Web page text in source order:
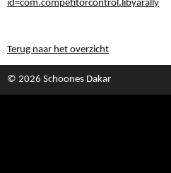
id=com.competitorcontrol.libyarally
Terug naar het overzicht
© 2026 Schoones Dakar